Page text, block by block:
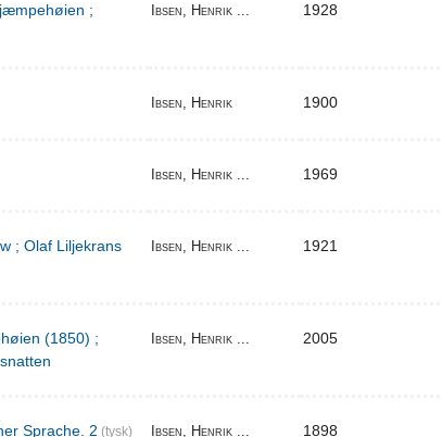
;
Ibsen, Henrik ... 1928
Ibsen, Henrik 1900
Ibsen, Henrik ... 1969
; Olaf Liljekrans Ibsen, Henrik ... 1921
(1850) ;
Ibsen, Henrik ... 2005
Sprache. 2 (tysk) Ibsen, Henrik ... 1898